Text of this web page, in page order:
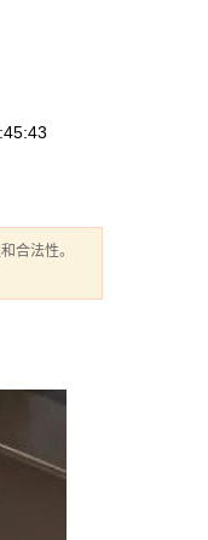
合法性。